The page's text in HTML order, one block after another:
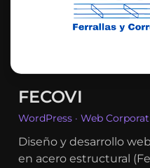
FECOVI
WordPress · Web
Diseño y desarrollo
en acero estructural